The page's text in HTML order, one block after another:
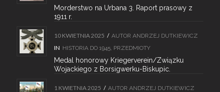
Morderstwo na Urbana 3. Raport prasowy z
1911 r.
10 KWIETNIA 2025 / AUTOR ANDRZEJ DUTKIEWICZ
IN HISTORIA DO 1945, PRZEDMIOTY
Medal honorowy Kriegerverein/Związku
Wojackiego z Borsigwerku-Biskupic.
1 KWIETNIA 2025 / AUTOR ANDRZEJ DUTKIEWICZ